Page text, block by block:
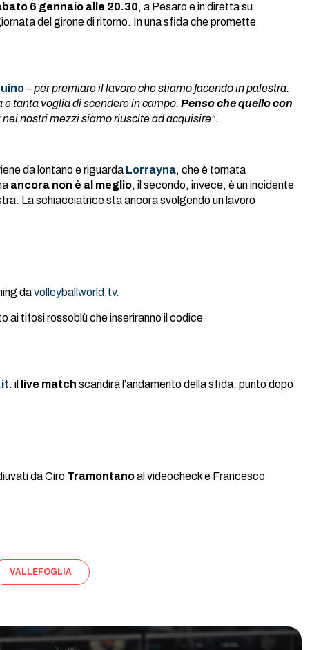
6 gennaio alle 20.30, a Pesaro e in diretta su
del girone di ritorno. In una sfida che promette
–per premiare il lavoro che stiamo facendo in palestra.
tanta voglia di scendere in campo. Penso che quello con
nostri mezzi siamo riuscite ad acquisire”.
da lontano e riguarda Lorrayna, che è tornata
ancora non è al meglio, il secondo, invece, è un incidente
La schiacciatrice sta ancora svolgendo un lavoro
davolleyballworld.tv.
ai tifosi rossoblù che inseriranno il codice
: il live match scandirà l’andamento della sfida, punto dopo
da Ciro Tramontanoal videocheck e Francesco
VALLEFOGLIA